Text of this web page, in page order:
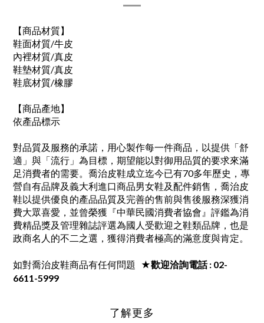
【商品材質】
鞋面材質/牛皮
內裡材質/真皮
鞋墊材質/真皮
鞋底材質/橡膠
【商品產地】
依產品標示
對品質及服務的承諾，用心製作每一件商品，以提供「舒
適」與「流行」為目標，期望能以對御用品質的要求來滿
足消費者的需要。喬治皮鞋成立迄今已有70多年歷史，專
營自有品牌及義大利進口商品男女鞋及配件銷售，喬治皮
鞋以提供優良的產品品質及完善的售前與售後服務深獲消
費大眾喜愛，並曾榮獲『中華民國消費者協會』評鑑為消
費精品獎及管理雜誌評選為國人受歡迎之鞋類品牌，也是
政商名人的不二之選，獲得消費者極高的滿意度與肯定。
如對喬治皮鞋商品有任何問題
★歡迎洽詢電話 : 02-
6611-5999
了解更多